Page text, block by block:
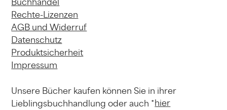
Rechte-Lizenzen
AGB und Widerruf
Datenschutz
Produktsicherheit
Impressum
Unsere Bücher kaufen könnenSie in ihrer
Lieblingsbuchhandlung oder auch *hier